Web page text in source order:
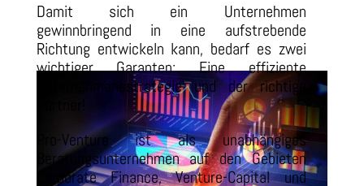
Damit sich ein Unternehmen
gewinnbringend in eine aufstrebende
Richtung entwickeln kann, bedarf es zwei
wichtiger Garanten: Eine effiziente
Unternehmensstrategie und der richtige
Partner!
Pro-Venture ist als unabhängiges
Beratungsunternehmen auf den Gebieten
Corporate Finance, Venture-Capital und